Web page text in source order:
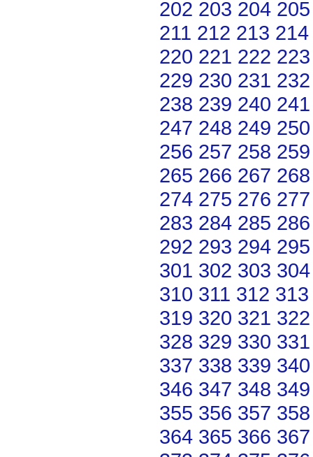
202 203 204 205
211 212 213 214
220 221 222 223
229 230 231 232
238 239 240 241
247 248 249 250
256 257 258 259
265 266 267 268
274 275 276 277
283 284 285 286
292 293 294 295
301 302 303 304
310 311 312 313
319 320 321 322
328 329 330 331
337 338 339 340
346 347 348 349
355 356 357 358
364 365 366 367